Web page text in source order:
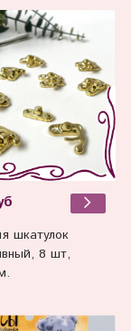
шкатулок
8 шт,